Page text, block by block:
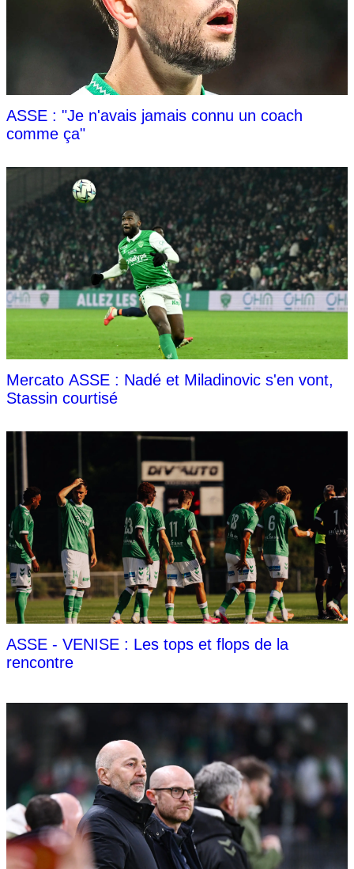
ASSE : "Je n'avais jamais connu un coach
comme ça"
Mercato ASSE : Nadé et Miladinovic s'en vont,
Stassin courtisé
ASSE - VENISE : Les tops et flops de la
rencontre